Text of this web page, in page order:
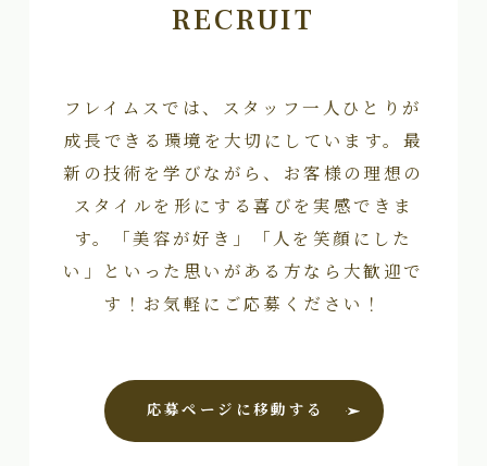
RECRUIT
フレイムスでは、スタッフ一人ひとりが
成長できる環境を大切にしています。最
新の技術を学びながら、お客様の理想の
スタイルを形にする喜びを実感できま
す。「美容が好き」「人を笑顔にした
い」といった思いがある方なら大歓迎で
す！お気軽にご応募ください！
応募ページに移動する